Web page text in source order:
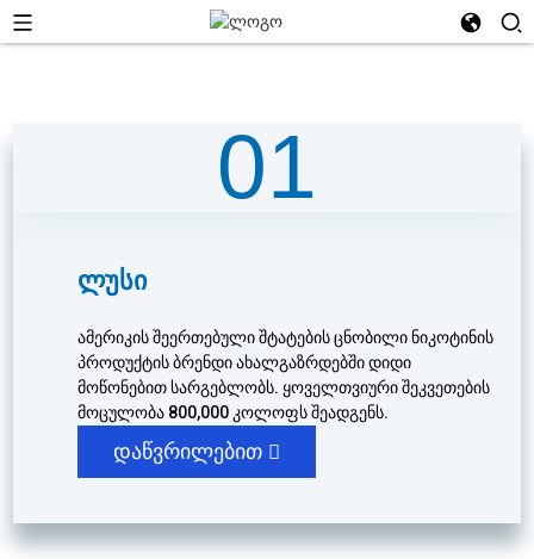
01
Ლუსი
ამერიკის შეერთებული შტატების ცნობილი ნიკოტინის
პროდუქტის ბრენდი ახალგაზრდებში დიდი
მოწონებით სარგებლობს. ყოველთვიური შეკვეთების
მოცულობა 800,000 კოლოფს შეადგენს.
დაწვრილებით